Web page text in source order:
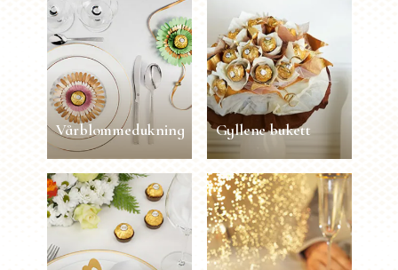
90 sec Lätt
LÄS MER
45 min 1 person Medelsvårt
LÄS MER
Vårblommedukning
Vårblommedukning
15 min 1 person Medelsvårt
Gyllene bukett
Gyllene bukett
30 min 1 person Lätt